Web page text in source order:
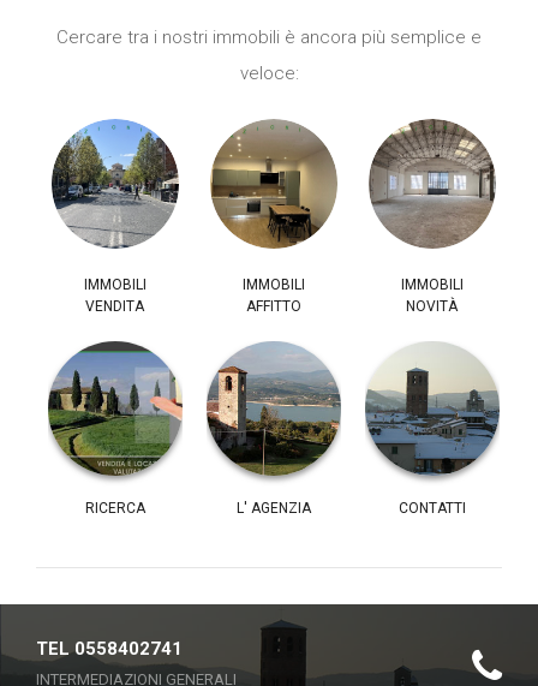
Cercare tra i nostri immobili è ancora più semplice e
veloce:
IMMOBILI
VENDITA
IMMOBILI
AFFITTO
IMMOBILI
NOVITÀ
RICERCA L' AGENZIA CONTATTI
TEL 0558402741
INTERMEDIAZIONI GENERALI